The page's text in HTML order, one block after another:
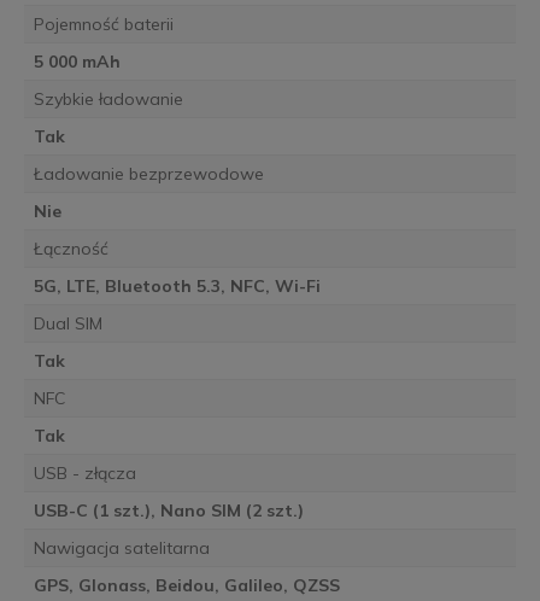
Pojemność baterii
5 000 mAh
Szybkie ładowanie
Tak
Ładowanie bezprzewodowe
Nie
Łączność
5G, LTE, Bluetooth 5.3, NFC, Wi-Fi
Dual SIM
Tak
NFC
Tak
USB - złącza
USB-C (1 szt.), Nano SIM (2 szt.)
Nawigacja satelitarna
GPS, Glonass, Beidou, Galileo, QZSS